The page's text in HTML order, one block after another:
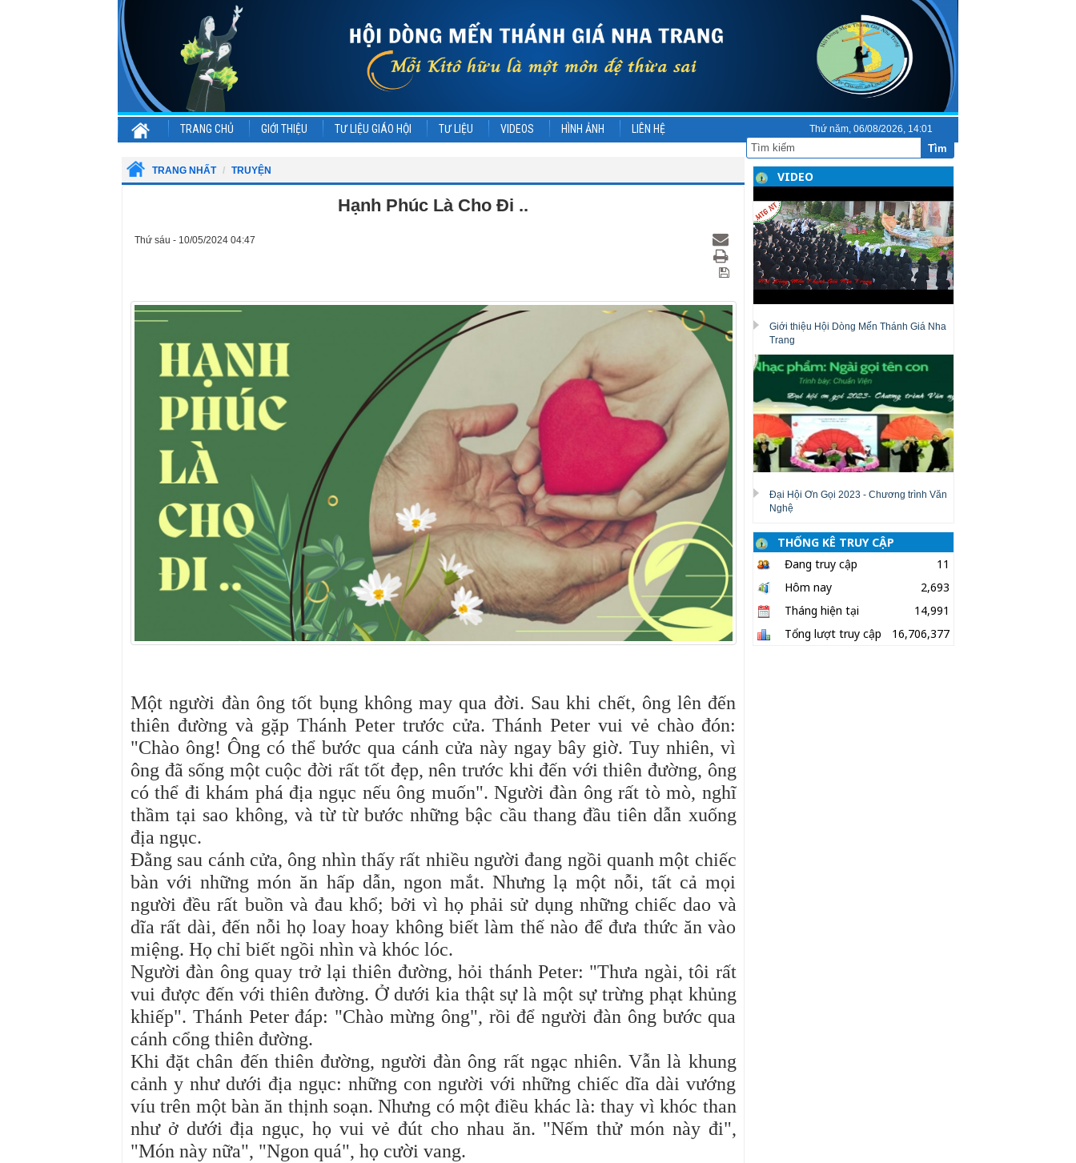
Tìm
TRANG CHỦ GIỚI THIỆU TƯ LIỆU GIÁO HỘI TƯ LIỆU VIDEOS HÌNH ẢNH LIÊN HỆ Thứ năm, 06/08/2026, 14:01
TRANG NHẤT TRUYỆN
Hạnh Phúc Là Cho Đi ..
Thứ sáu - 10/05/2024 04:47
Một người đàn ông tốt bụng không may qua đời. Sau khi chết, ông lên đến
thiên đường và gặp Thánh Peter trước cửa. Thánh Peter vui vẻ chào đón:
"Chào ông! Ông có thể bước qua cánh cửa này ngay bây giờ. Tuy nhiên, vì
ông đã sống một cuộc đời rất tốt đẹp, nên trước khi đến với thiên đường, ông
có thể đi khám phá địa ngục nếu ông muốn". Người đàn ông rất tò mò, nghĩ
thầm tại sao không, và từ từ bước những bậc cầu thang đầu tiên dẫn xuống
địa ngục.
Đằng sau cánh cửa, ông nhìn thấy rất nhiều người đang ngồi quanh một chiếc
bàn với những món ăn hấp dẫn, ngon mắt. Nhưng lạ một nỗi, tất cả mọi
người đều rất buồn và đau khổ; bởi vì họ phải sử dụng những chiếc dao và
dĩa rất dài, đến nỗi họ loay hoay không biết làm thế nào để đưa thức ăn vào
miệng. Họ chỉ biết ngồi nhìn và khóc lóc.
Người đàn ông quay trở lại thiên đường, hỏi thánh Peter: "Thưa ngài, tôi rất
vui được đến với thiên đường. Ở dưới kia thật sự là một sự trừng phạt khủng
khiếp". Thánh Peter đáp: "Chào mừng ông", rồi để người đàn ông bước qua
cánh cổng thiên đường.
Khi đặt chân đến thiên đường, người đàn ông rất ngạc nhiên. Vẫn là khung
cảnh y như dưới địa ngục: những con người với những chiếc dĩa dài vướng
víu trên một bàn ăn thịnh soạn. Nhưng có một điều khác là: thay vì khóc than
như ở dưới địa ngục, họ vui vẻ đút cho nhau ăn. "Nếm thử món này đi",
"Món này nữa", "Ngon quá", họ cười vang.
VIDEO
Giới thiệu Hội Dòng Mến Thánh Giá Nha
Trang
Đại Hội Ơn Gọi 2023 - Chương trình Văn
Nghệ
THỐNG KÊ TRUY CẬP
Đang truy cập
11
Hôm nay
2,693
Tháng hiện tại
14,991
Tổng lượt truy cập
16,706,377